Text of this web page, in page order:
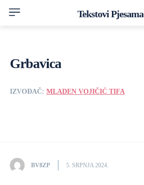
Tekstovi Pjesama
Grbavica
IZVOĐAČ: MLADEN VOJIČIĆ TIFA
BV8ZP 5. SRPNJA 2024.